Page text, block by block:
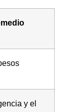
y el